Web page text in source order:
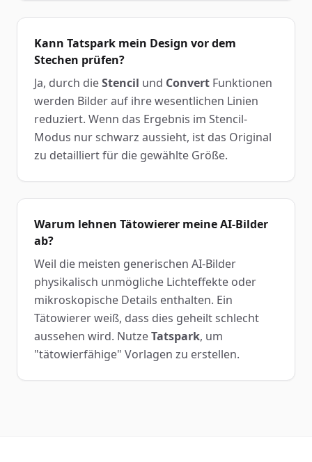
Kann Tatspark mein Design vor dem
Stechen prüfen?
Ja, durch dieStencil und Convert Funktionen
werden Bilder auf ihre wesentlichen Linien
reduziert. Wenn das Ergebnis im Stencil-
Modus nur schwarz aussieht, ist das Original
zu detailliert für die gewählte Größe.
Warum lehnen Tätowierer meine AI-Bilder
ab?
Weil die meisten generischen AI-Bilder
physikalisch unmögliche Lichteffekte oder
mikroskopische Details enthalten. Ein
Tätowierer weiß, dass dies geheilt schlecht
aussehen wird. NutzeTatspark, um
"tätowierfähige" Vorlagen zu erstellen.